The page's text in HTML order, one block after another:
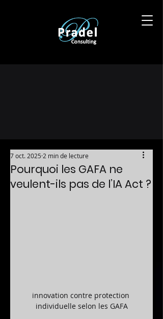
Pourquoi les GAFA ne
veulent-ils pas de l’IA Act ?
7 oct. 2025 2 min de lecture
innovation contre protection
individuelle selon les GAFA